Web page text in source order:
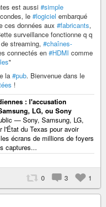
est aussi #simple
le #logiciel embarqué
ces données aux #fabricants,
surveillance fonctionne q q
de streaming, #chaînes-
connectés en #HDMI comme
"
la #pub. Bienvenue dans le
!
: l'accusation
LG, ou Sony
— Sony, Samsung, LG,
du Texas pour avoir
écrans de millions de foyers
captures...
0 3 1